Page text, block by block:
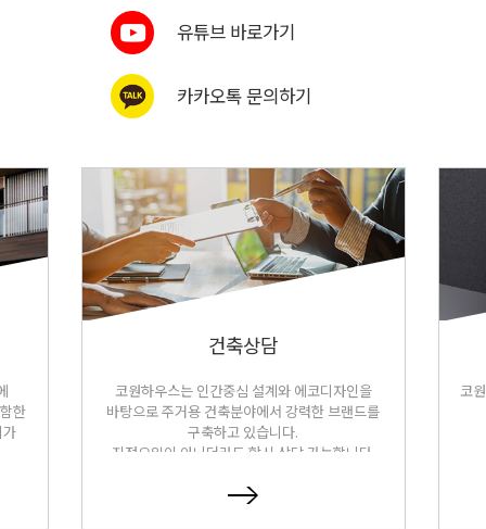
유튜브 바로가기
카카오톡 문의하기
한
건축상담
코원하우스는 인간중심 설계와 에코디자인을
바탕으로 주거용 건축분야에서 강력한 브랜드를
구축하고 있습니다.
지정요일이 아니더라도 항시 상담 가능합니다.
코